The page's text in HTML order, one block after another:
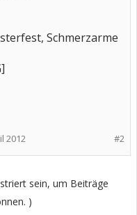
Schmerzarme
#2
2012
sein, um Beiträge
)